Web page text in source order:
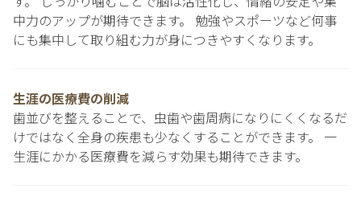
中力のアップが期待できます。 勉強やスポーツなど何事
にも集中して取り組む力が身につきやすくなります。
生涯の医療費の削減
歯並びを整えることで、虫歯や歯周病になりにくくなるだ
けではなく全身の疾患も少なくすることができます。 一
生涯にかかる医療費を減らす効果も期待できます。